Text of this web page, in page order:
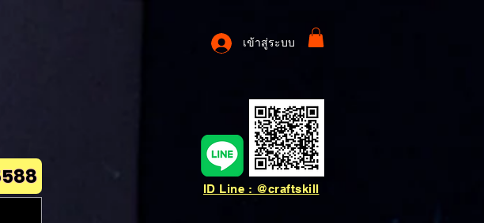
เข้าสู่ระบบ
ID Line : @craftskill